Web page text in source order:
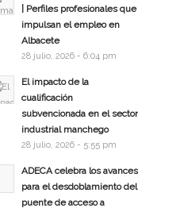
| Perfiles profesionales que
impulsan el empleo en
Albacete
28 julio, 2026 - 6:04 pm
El impacto de la
cualificación
subvencionada en el sector
industrial manchego
28 julio, 2026 - 5:55 pm
ADECA celebra los avances
para el desdoblamiento del
puente de acceso a